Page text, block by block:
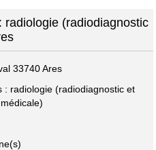
(radiodiagnostic
33740 Ares
: radiologie (radiodiagnostic et